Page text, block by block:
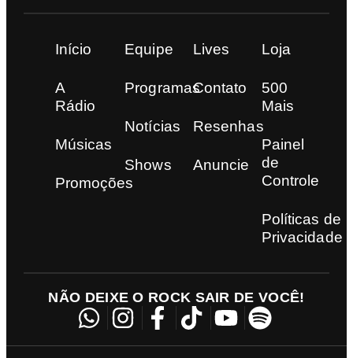
Início
A
Rádio
Músicas
Promoções
Equipe
Programas
Notícias
Shows
Lives
Contato
Resenhas
Anuncie
Loja
500
Mais
Painel
de
Controle
Políticas de
Privacidade
NÃO DEIXE O ROCK SAIR DE VOCÊ!